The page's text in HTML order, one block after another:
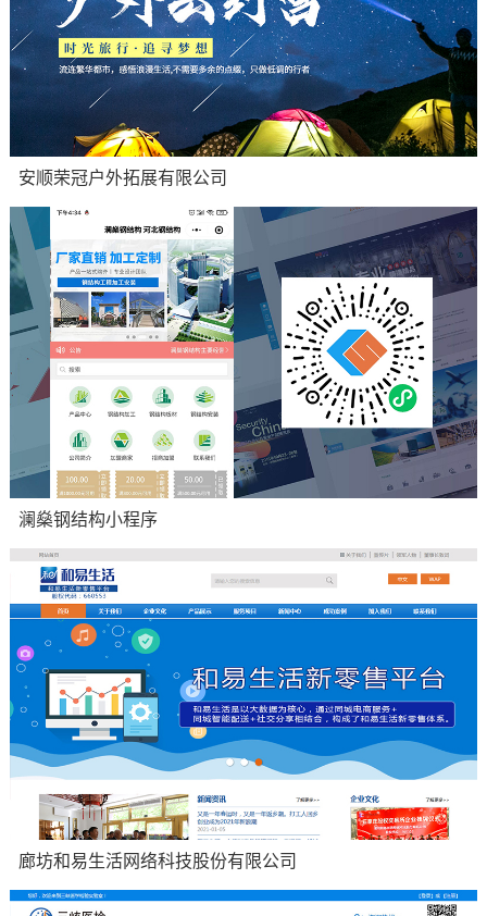
营销型网站：
安顺荣冠户外拓展有限公司
微信小程序：钢结构制造安装,钢结构大棚,钢结构楼房
澜燊钢结构小程序
电商开发：
廊坊和易生活网络科技股份有限公司